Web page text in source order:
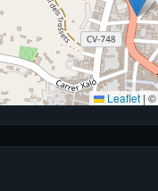
Leaflet | ©